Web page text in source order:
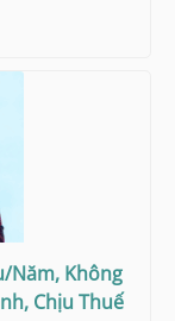
Năm, Không
Chịu Thuế